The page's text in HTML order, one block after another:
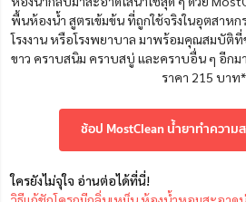
พื้นห้องน้ำ สูตรเข้มข้น ที่ถูกใช้จริงในอุตสาหกร
โรงงาน หรือโรงพยาบาล มาพร้อมคุณสมบัติ
ขาว คราบสนิม คราบสบู่ และคราบอื่น ๆ อีกม
ราคา 215 บาท*
ช้อป MostClean น้ำยาทำควา
ใครยังไม่จุใจ อ่านต่อได้ที่นี่!